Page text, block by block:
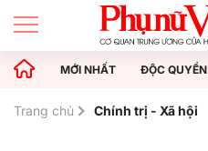
MỚI NHẤT ĐỘC QUYỀN
Trang chủ Chính trị - Xã hội